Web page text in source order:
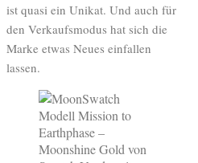
ist quasi ein Unikat. Und auch für
den Verkaufsmodus hat sich die
Marke etwas Neues einfallen
lassen.